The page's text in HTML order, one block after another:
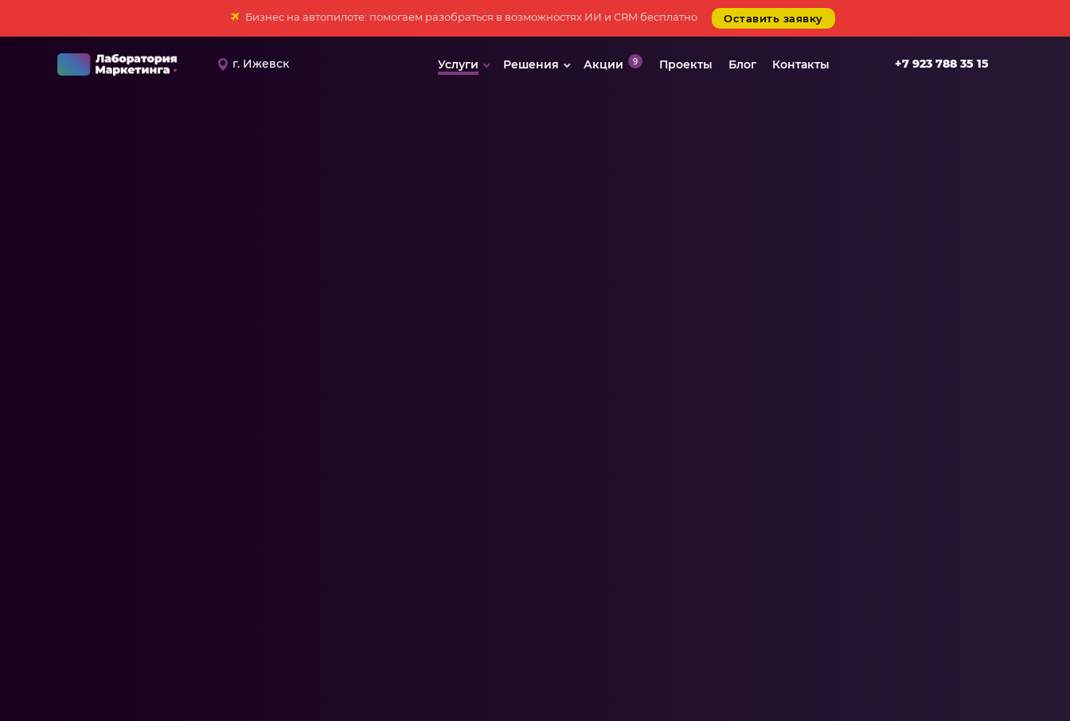
Бизнес на автопилоте: помогаем разобраться в возможностях ИИ и CRM бесплатно Оставить заявку
г. Ижевск Услуги Решения Акции Проекты Блог Контакты +7 923 788 35 15